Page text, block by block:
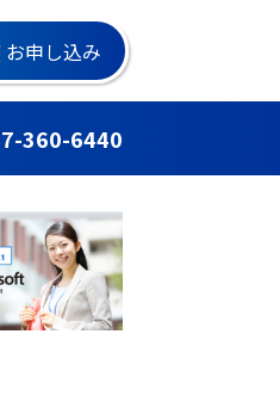
お申し込み
360-6440